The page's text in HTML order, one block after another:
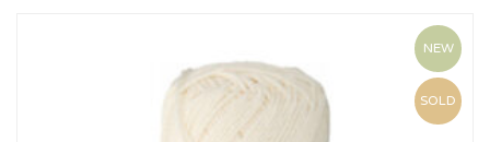
NEW
SOLD